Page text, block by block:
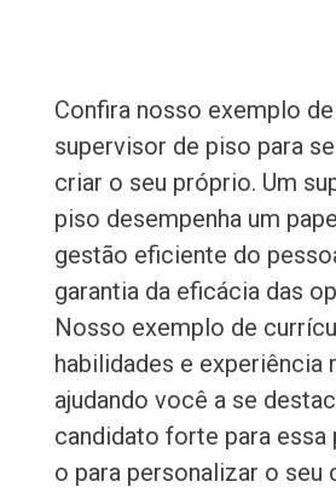
Confira nosso exemplo
supervisor de piso para
criar o seu próprio. Um
piso desempenha um
gestão eficiente do
garantia da eficácia das
Nosso exemplo de
habilidades e experiência
ajudando você a se
candidato forte para essa
o para personalizar o seu